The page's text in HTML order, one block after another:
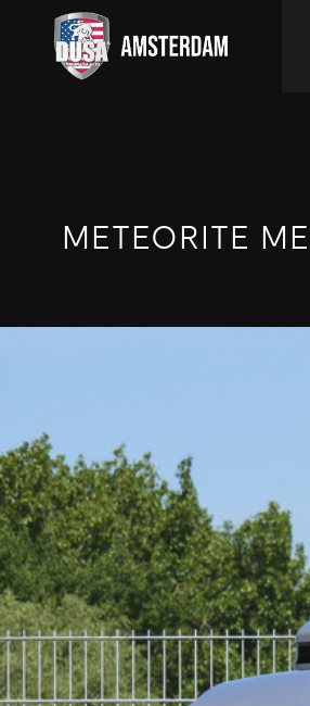
AANBOD
EXPORT
OVER
ONS
CONTACT
NIEUWS
METEORITE